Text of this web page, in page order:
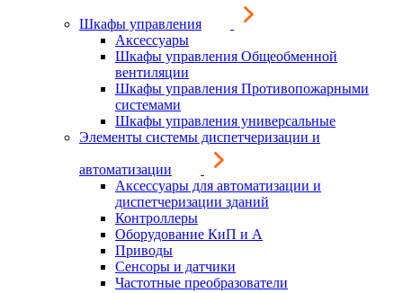
Шкафы управления
Аксессуары
Шкафы управления Общеобменной
вентиляции
Шкафы управления Противопожарными
системами
Шкафы управления универсальные
Элементы системы диспетчеризации и
автоматизации
Аксессуары для автоматизации и
диспетчеризации зданий
Контроллеры
Оборудование КиП и А
Приводы
Сенсоры и датчики
Частотные преобразователи